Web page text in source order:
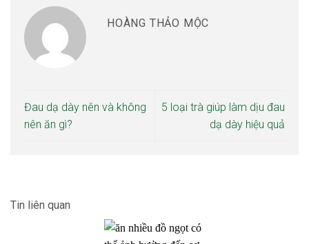
HOÀNG THẢO MỘC
Đau dạ dày nên và không
nên ăn gì?
5 loại trà giúp làm dịu đau
dạ dày hiệu quả
Tin liên quan